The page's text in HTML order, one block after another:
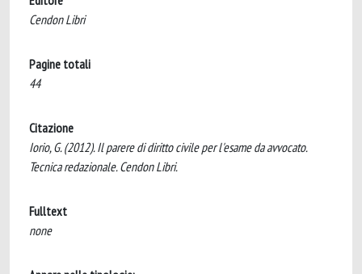
Cendon Libri
Pagine totali
44
Citazione
Iorio, G. (2012). Il parere di diritto civile per l'esame da avvocato.
Tecnica redazionale. Cendon Libri.
Fulltext
none